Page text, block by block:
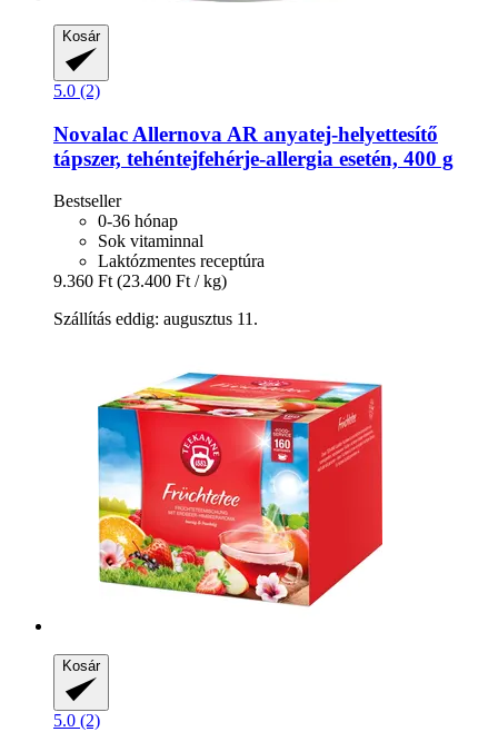
Kosár
5.0 (2)
Novalac Allernova AR anyatej-​helyettesítő
tápszer, tehéntejfehérje-​allergia esetén, 400 g
Bestseller
0-36 hónap
Sok vitaminnal
Laktózmentes receptúra
9.360 Ft (23.400 Ft / kg)
Szállítás eddig: augusztus 11.
Kosár
5.0 (2)